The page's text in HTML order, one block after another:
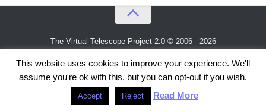
The Virtual Telescope Project 2.0 © 2006 - 2026
This website uses cookies to improve your experience. We'll
assume you're ok with this, but you can opt-out if you wish.
Accept Reject Read More